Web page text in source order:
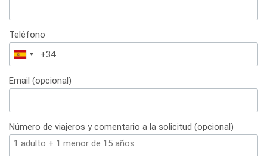
Teléfono
España
+34
Email (opcional)
Número de viajeros y comentario a la solicitud (opcional)